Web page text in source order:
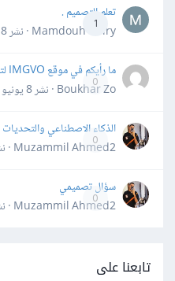
1
تعلم التصميم .
Mamdouh Khiry · نشر
8 يونيو
0
ما رأيكم في موقع IMGVO لتحويل وضغط الصور؟
Boukhar Zo · نشر
8 يونيو
0
الذكاء الاصطناعي والتحديات
Muzammil Ahmed2 · نشر
0
سؤال تصميمي
Muzammil Ahmed2 · نشر
تابعنا على